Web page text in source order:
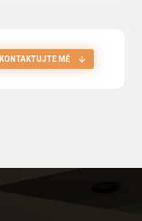
KONTAKTUJTE MĚ